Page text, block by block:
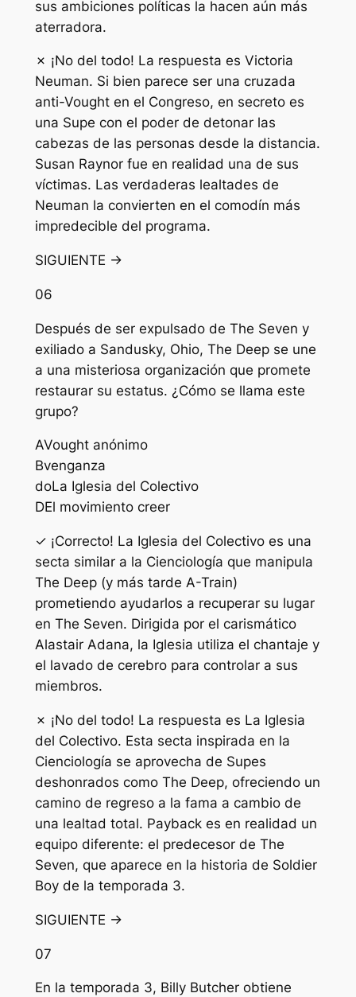
sus ambiciones políticas la hacen aún más
aterradora.
✗ ¡No del todo! La respuesta es Victoria
Neuman. Si bien parece ser una cruzada
anti-Vought en el Congreso, en secreto es
una Supe con el poder de detonar las
cabezas de las personas desde la distancia.
Susan Raynor fue en realidad una de sus
víctimas. Las verdaderas lealtades de
Neuman la convierten en el comodín más
impredecible del programa.
SIGUIENTE →
06
Después de ser expulsado de The Seven y
exiliado a Sandusky, Ohio, The Deep se une
a una misteriosa organización que promete
restaurar su estatus. ¿Cómo se llama este
grupo?
AVought anónimo
Bvenganza
doLa Iglesia del Colectivo
DEl movimiento creer
✓ ¡Correcto! La Iglesia del Colectivo es una
secta similar a la Cienciología que manipula
The Deep (y más tarde A-Train)
prometiendo ayudarlos a recuperar su lugar
en The Seven. Dirigida por el carismático
Alastair Adana, la Iglesia utiliza el chantaje y
el lavado de cerebro para controlar a sus
miembros.
✗ ¡No del todo! La respuesta es La Iglesia
del Colectivo. Esta secta inspirada en la
Cienciología se aprovecha de Supes
deshonrados como The Deep, ofreciendo un
camino de regreso a la fama a cambio de
una lealtad total. Payback es en realidad un
equipo diferente: el predecesor de The
Seven, que aparece en la historia de Soldier
Boy de la temporada 3.
SIGUIENTE →
07
En la temporada 3, Billy Butcher obtiene